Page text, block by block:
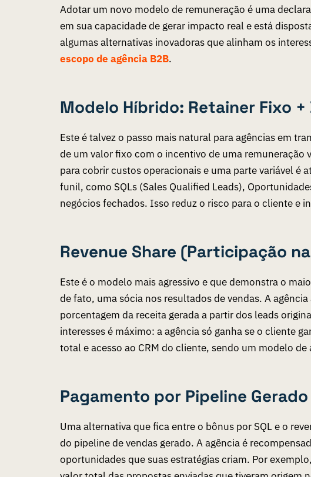
Adotar um novo modelo de remuneração é uma
em sua capacidade de gerar impacto real e está
algumas alternativas inovadoras que alinham os
escopo de agência B2B.
Modelo Híbrido: Retainer Fixo
Este é talvez o passo mais natural para agências em
de um valor fixo com o incentivo de uma remuneração
para cobrir custos operacionais e uma parte variável é
funil, como SQLs (Sales Qualified Leads),
negócios fechados. Isso reduz o risco para o cliente e
Revenue Share (Participação
Este é o modelo mais agressivo e que demonstra o
de fato, uma sócia nos resultados de vendas. A
porcentagem da receita gerada a partir dos leads
interesses é máximo: a agência só ganha se o cliente
total e acesso ao CRM do cliente, sendo um modelo
Pagamento por Pipeline Gerado
Uma alternativa que fica entre o bônus por SQL e o
do pipeline de vendas gerado. A agência é
oportunidades que suas estratégias criam. Por